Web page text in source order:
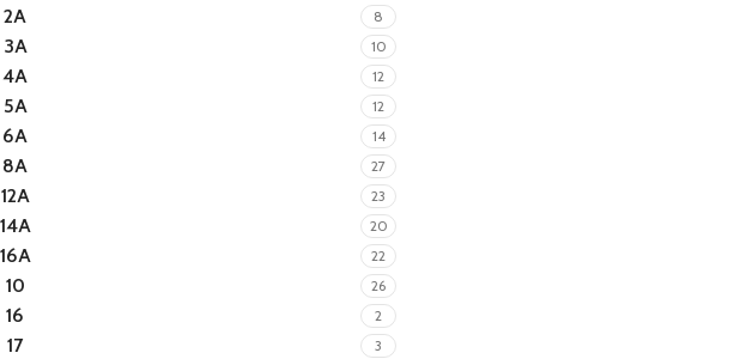
2A 8
3A 10
4A 12
5A 12
6A 14
8A 27
12A 23
14A 20
16A 22
10 26
16 2
17 3